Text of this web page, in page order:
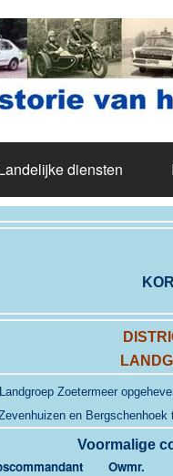
diensten
Zoetermeer
en
Voormalige
Owmr.